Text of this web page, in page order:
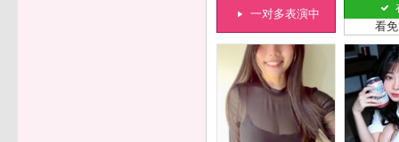
一对多表演中
看